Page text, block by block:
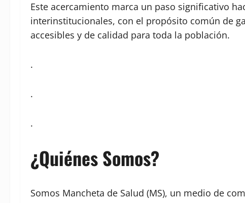
Este acercamiento marca un paso significativo
interinstitucionales, con el propósito común de
accesibles y de calidad para toda la población.
.
.
.
¿Quiénes Somos?
Somos Mancheta de Salud (MS), un medio de